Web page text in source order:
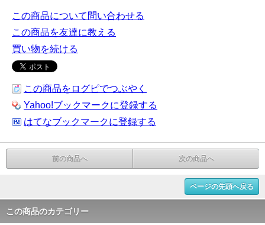
この商品について問い合わせる
この商品を友達に教える
買い物を続ける
この商品をログピでつぶやく
Yahoo!ブックマークに登録する
はてなブックマークに登録する
前の商品へ 次の商品へ
ページの先頭へ戻る
この商品のカテゴリー